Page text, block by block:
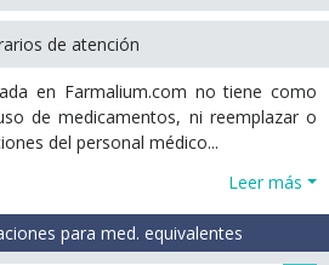
de atención
en Farmalium.com no tiene como
de medicamentos, ni reemplazar o
del personal médico...
Leer más
para med. equivalentes